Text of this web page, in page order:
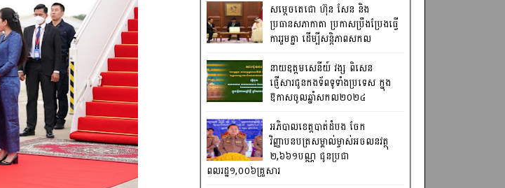
សម្តេចតេជោ ហ៊ុន សែន និង
ប្រធានសភាកាតា ប្រកាសប្រឹងប្រែងធ្វើ
ការ​រួមគ្នា ដើម្បីសន្តិភាពសកល
នាយឧត្តមសេនីយ៍ វង្ស ពិសេន
ផ្ញើសារជូនកងទ័ពទូទាំងប្រទេស ក្នុង
ឱកាសចូលឆ្នាំសកល២០២៤
អភិបាលខេត្តបាត់ដំបង ចែក
វិញ្ញាបនបត្រសម្គាល់ម្ចាស់អចលនវត្ថុ
២,៦៦១បណ្ណ ជូនប្រជា
ពលរដ្ឋ១,០០៦គ្រួសារ